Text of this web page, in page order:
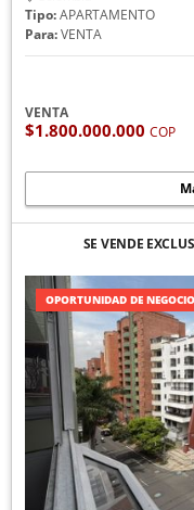
Tipo:APARTAMENTO
Para:VENTA
VENTA
$1.800.000.000 COP
SE VENDE
OPORTUNIDAD DE NEGOCIO